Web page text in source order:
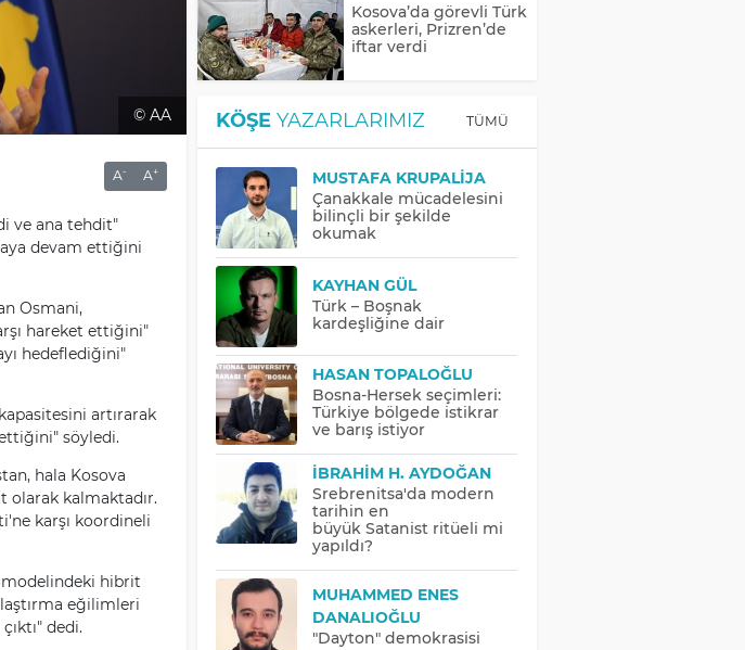
© AA
A- A+
ve ana tehdit"
devam ettiğini
Osmani,
hareket ettiğini"
hedeflediğini"
artırarak
söyledi.
hala Kosova
olarak kalmaktadır.
karşı koordineli
modelindeki hibrit
eğilimleri
dedi.
Kosova’da görevli Türk
askerleri, Prizren’de
iftar verdi
KÖŞE YAZARLARIMIZ TÜMÜ
MUSTAFA KRUPALIJA
Çanakkale mücadelesini
bilinçli bir şekilde
okumak
KAYHAN GÜL
Türk – Boşnak
kardeşliğine dair
HASAN TOPALOĞLU
Bosna-Hersek seçimleri:
Türkiye bölgede istikrar
ve barış istiyor
İBRAHIM H. AYDOĞAN
Srebrenitsa'da modern
tarihin en
büyük Satanist ritüeli mi
yapıldı?
MUHAMMED ENES
DANALIOĞLU
"Dayton" demokrasisi